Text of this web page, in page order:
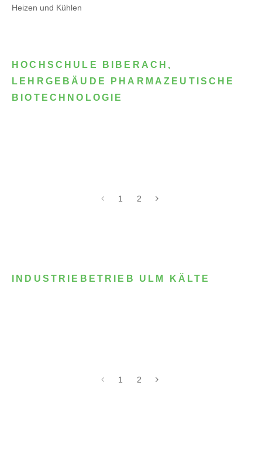
Heizen und Kühlen
HOCHSCHULE BIBERACH,
LEHRGEBÄUDE PHARMAZEUTISCHE
BIOTECHNOLOGIE
1 2
INDUSTRIEBETRIEB ULM KÄLTE
1 2